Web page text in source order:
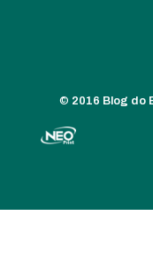
© 2016 Blog do